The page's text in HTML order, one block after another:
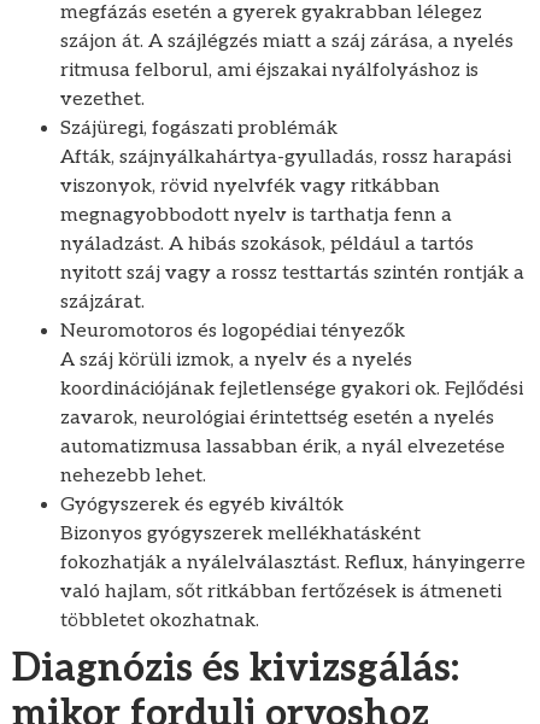
megfázás esetén a gyerek gyakrabban lélegez
szájon át. A szájlégzés miatt a száj zárása, a nyelés
ritmusa felborul, ami éjszakai nyálfolyáshoz is
vezethet.
Szájüregi, fogászati problémák
Afták, szájnyálkahártya-gyulladás, rossz harapási
viszonyok, rövid nyelvfék vagy ritkábban
megnagyobbodott nyelv is tarthatja fenn a
nyáladzást. A hibás szokások, például a tartós
nyitott száj vagy a rossz testtartás szintén rontják a
szájzárat.
Neuromotoros és logopédiai tényezők
A száj körüli izmok, a nyelv és a nyelés
koordinációjának fejletlensége gyakori ok. Fejlődési
zavarok, neurológiai érintettség esetén a nyelés
automatizmusa lassabban érik, a nyál elvezetése
nehezebb lehet.
Gyógyszerek és egyéb kiváltók
Bizonyos gyógyszerek mellékhatásként
fokozhatják a nyálelválasztást. Reflux, hányingerre
való hajlam, sőt ritkábban fertőzések is átmeneti
többletet okozhatnak.
Diagnózis és kivizsgálás:
mikor fordulj orvoshoz